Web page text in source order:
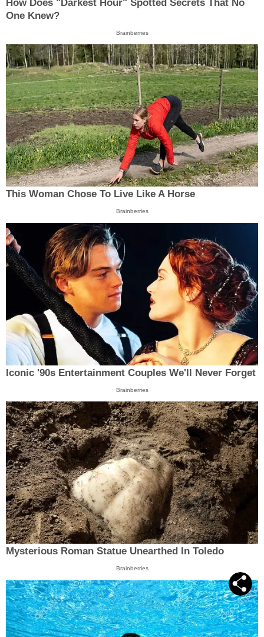
How Does "Darkest Hour" Spotted Secrets That No
One Knew?
Brainberries
This Woman Chose To Live Like A Horse
Brainberries
Iconic '90s Entertainment Couples We'll Never Forget
Brainberries
Mysterious Roman Statue Unearthed In Toledo
Brainberries